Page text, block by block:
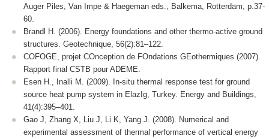
Auger Piles, Van Impe & Haegeman eds., Balkema, Rotterdam, p.37-
60.
Brandl H. (2006). Energy foundations and other thermo-active ground
structures. Geotechnique, 56(2):81–122.
COFOGE, projet COnception de FOndations GEothermiques (2007).
Rapport final CSTB pour ADEME.
Esen H., Inalli M. (2009). In-situ thermal response test for ground
source heat pump system in ElazIg, Turkey. Energy and Buildings,
41(4):395–401.
Gao J, Zhang X, Liu J, Li K, Yang J. (2008). Numerical and
experimental assessment of thermal performance of vertical energy